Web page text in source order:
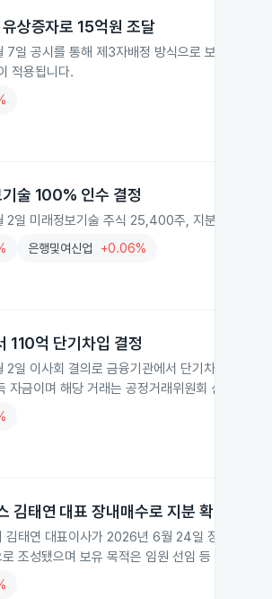
상증자로 15억원 조달
일 공시를 통해 제3자배정 방식으로 보통주
적용됩니다.
술 100% 인수 결정
일 미래정보기술 주식 25,400주, 지분 100%를
은행및여신업 +0.06%
110억 단기차입 결정
일 이사회 결의로 금융기관에서 단기차입금 110
자금이며 해당 거래는 공정거래위원회 신고 대상
김태연 대표 장내매수로 지분 확대
김태연 대표이사가 2026년 6월 24일 장내매수
조성됐으며 보유 목적은 임원 선임 등 경영권 영